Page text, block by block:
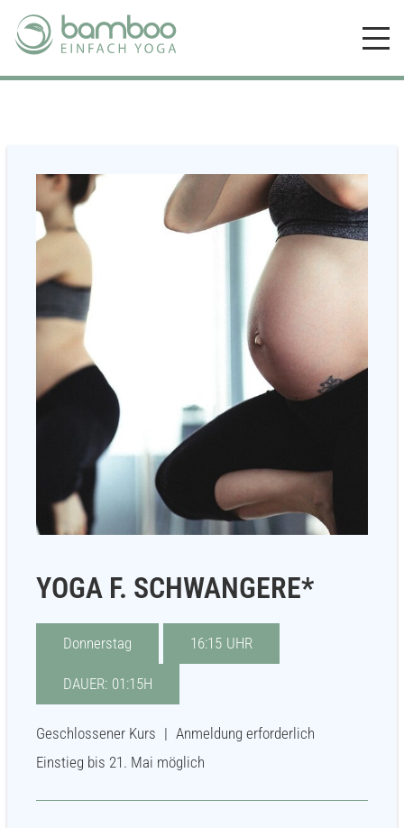
YOGA F. SCHWANGERE*
Donnerstag 16:15 UHR
DAUER: 01:15H
Geschlossener Kurs | Anmeldung erforderlich
Einstieg bis 21. Mai möglich